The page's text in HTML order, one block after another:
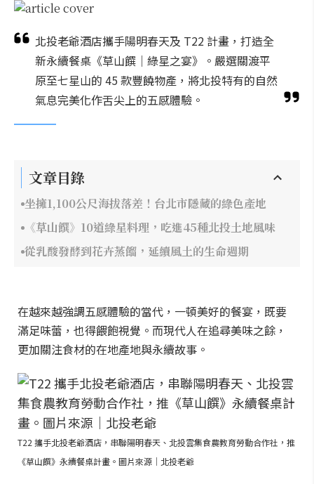
北投老爺酒店攜手陽明春天及 T22 計畫，打造全
新永續餐桌《草山饌｜綠星之宴》。嚴選關渡平
原至七星山的 45 款豐饒物產，將北投特有的自然
氣息完美化作舌尖上的五感體驗。
文章目錄
坐擁1,100公尺海拔落差！台北市隱藏的綠色產地
《草山饌》10道綠星料理，吃進45種北投土地風味
從乳酸發酵到花卉蒸餾，延續風土的生命週期
在越來越強調五感體驗的當代，一頓美好的餐宴，既要
滿足味蕾，也得餵飽視覺。而現代人在追尋美味之餘，
更加關注食材的在地產地與永續故事。
T22 攜手北投老爺酒店，串聯陽明春天、北投雲集食農教育勞動合作社，推
《草山饌》永續餐桌計畫。圖片來源｜北投老爺